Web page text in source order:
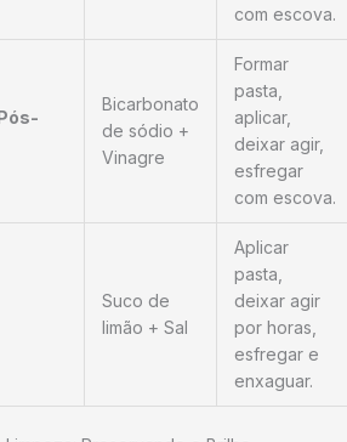
com escova.
Bicarbonato
de sódio +
Vinagre
Formar
pasta,
aplicar,
deixar agir,
esfregar
com escova.
Suco de
limão + Sal
Aplicar
pasta,
deixar agir
por horas,
esfregar e
enxaguar.